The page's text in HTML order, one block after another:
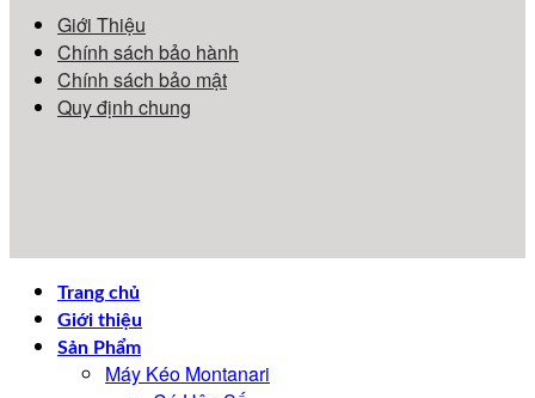
Giới Thiệu
Chính sách bảo hành
Chính sách bảo mật
Quy định chung
Trang chủ
Giới thiệu
Sản Phẩm
Máy Kéo Montanari